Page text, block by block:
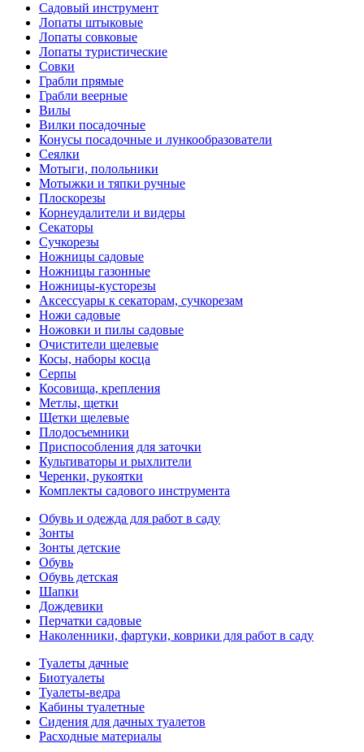
Садовый инструмент
Лопаты штыковые
Лопаты совковые
Лопаты туристические
Совки
Грабли прямые
Грабли веерные
Вилы
Вилки посадочные
Конусы посадочные и лункообразователи
Сеялки
Мотыги, полольники
Мотыжки и тяпки ручные
Плоскорезы
Корнеудалители и видеры
Секаторы
Сучкорезы
Ножницы садовые
Ножницы газонные
Ножницы-кусторезы
Аксессуары к секаторам, сучкорезам
Ножи садовые
Ножовки и пилы садовые
Очистители щелевые
Косы, наборы косца
Серпы
Косовища, крепления
Метлы, щетки
Щетки щелевые
Плодосъемники
Приспособления для заточки
Культиваторы и рыхлители
Черенки, рукоятки
Комплекты садового инструмента
Обувь и одежда для работ в саду
Зонты
Зонты детские
Обувь
Обувь детская
Шапки
Дождевики
Перчатки садовые
Наколенники, фартуки, коврики для работ в саду
Туалеты дачные
Биотуалеты
Туалеты-ведра
Кабины туалетные
Сидения для дачных туалетов
Расходные материалы